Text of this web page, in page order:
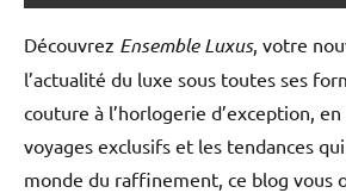
Découvrez Ensemble Luxus, votre
l’actualité du luxe sous toutes ses
couture à l’horlogerie d’exception,
voyages exclusifs et les tendances
monde du raffinement, ce blog vous